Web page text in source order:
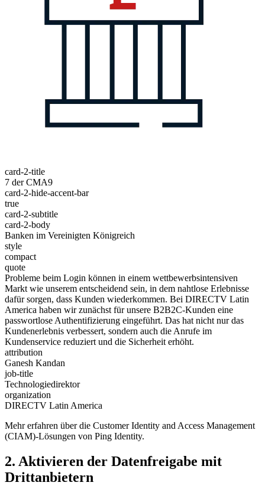
card-2-title
7 der CMA9
card-2-hide-accent-bar
true
card-2-subtitle
card-2-body
Banken im Vereinigten Königreich
style
compact
quote
Probleme beim Login können in einem wettbewerbsintensiven
Markt wie unserem entscheidend sein, in dem nahtlose Erlebnisse
dafür sorgen, dass Kunden wiederkommen. Bei DIRECTV Latin
America haben wir zunächst für unsere B2B2C-Kunden eine
passwortlose Authentifizierung eingeführt. Das hat nicht nur das
Kundenerlebnis verbessert, sondern auch die Anrufe im
Kundenservice reduziert und die Sicherheit erhöht.
attribution
Ganesh Kandan
job-title
Technologiedirektor
organization
DIRECTV Latin America
Mehr erfahren über die Customer Identity and Access Management
(CIAM)-Lösungen von Ping Identity.
2. Aktivieren der Datenfreigabe mit
Drittanbietern